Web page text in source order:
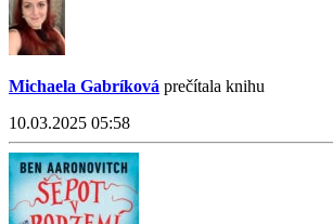
Michaela Gabríková prečítala knihu
10.03.2025 05:58